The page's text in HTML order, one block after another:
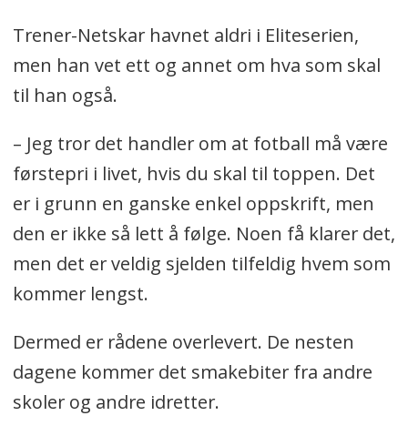
Trener-Netskar havnet aldri i Eliteserien,
men han vet ett og annet om hva som skal
til han også.
– Jeg tror det handler om at fotball må være
førstepri i livet, hvis du skal til toppen. Det
er i grunn en ganske enkel oppskrift, men
den er ikke så lett å følge. Noen få klarer det,
men det er veldig sjelden tilfeldig hvem som
kommer lengst.
Dermed er rådene overlevert. De nesten
dagene kommer det smakebiter fra andre
skoler og andre idretter.